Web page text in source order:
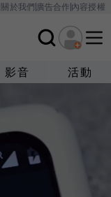
關於我們廣告合作內容授權
影音 活動